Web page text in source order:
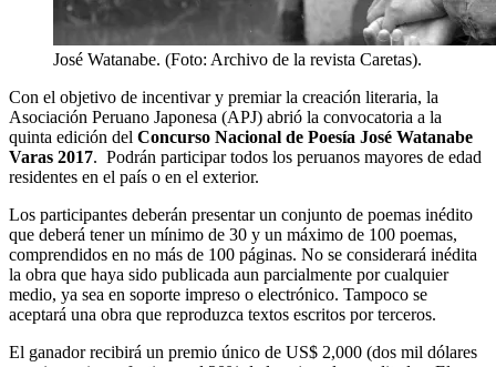
José Watanabe. (Foto: Archivo de la revista Caretas).
Con el objetivo de incentivar y premiar la creación literaria, la
Asociación Peruano Japonesa (APJ) abrió la convocatoria a la
quinta edición del Concurso Nacional de Poesía José Watanabe
Varas 2017. Podrán participar todos los peruanos mayores de edad
residentes en el país o en el exterior.
Los participantes deberán presentar un conjunto de poemas inédito
que deberá tener un mínimo de 30 y un máximo de 100 poemas,
comprendidos en no más de 100 páginas. No se considerará inédita
la obra que haya sido publicada aun parcialmente por cualquier
medio, ya sea en soporte impreso o electrónico. Tampoco se
aceptará una obra que reproduzca textos escritos por terceros.
El ganador recibirá un premio único de US$ 2,000 (dos mil dólares